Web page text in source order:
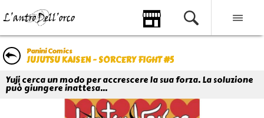
Panini Comics
JUJUTSU KAISEN - SORCERY FIGHT #5
Yuji cerca un modo per accrescere la sua forza. La soluzione
può giungere inattesa...